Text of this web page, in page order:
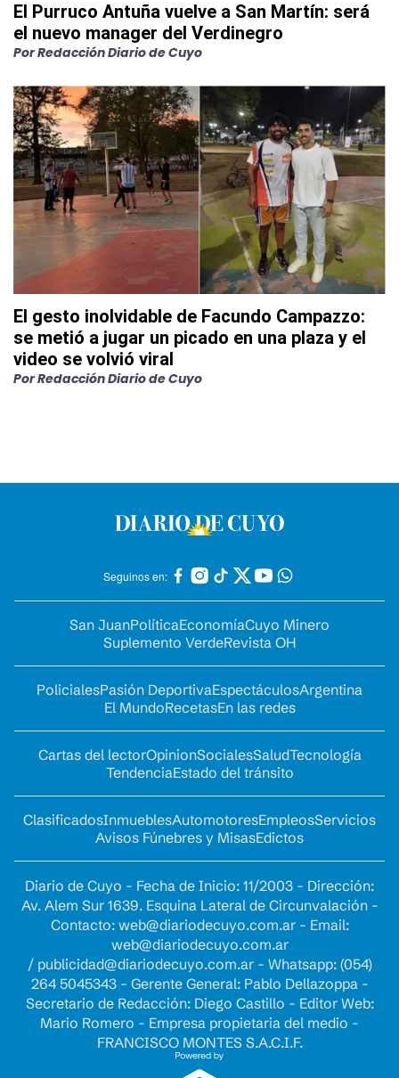
El Purruco Antuña vuelve a San Martín: será
el nuevo manager del Verdinegro
PorRedacción Diario de Cuyo
El gesto inolvidable de Facundo Campazzo:
se metió a jugar un picado en una plaza y el
video se volvió viral
PorRedacción Diario de Cuyo
Seguinos en:
San JuanPolíticaEconomíaCuyo Minero
Suplemento VerdeRevista OH
PolicialesPasión DeportivaEspectáculosArgentina
El MundoRecetasEn las redes
Cartas del lectorOpinionSocialesSaludTecnología
TendenciaEstado del tránsito
ClasificadosInmueblesAutomotoresEmpleosServicios
Avisos Fúnebres y MisasEdictos
Diario de Cuyo - Fecha de Inicio: 11/2003 - Dirección:
Av. Alem Sur 1639. Esquina Lateral de Circunvalación -
Contacto: web@diariodecuyo.com.ar- Email:
web@diariodecuyo.com.ar
/ publicidad@diariodecuyo.com.ar- Whatsapp: (054)
264 5045343 - Gerente General: Pablo Dellazoppa -
Secretario de Redacción: Diego Castillo - Editor Web:
Mario Romero - Empresa propietaria del medio -
FRANCISCO MONTES S.A.C.I.F.